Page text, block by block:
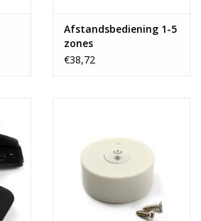
Afstandsbediening 1-5
zones
€38,72